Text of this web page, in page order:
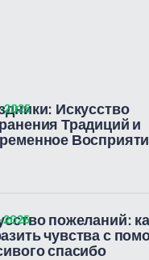
Искусство
Традиций и
2025
пожеланий:
чувства с
спасибо
2025